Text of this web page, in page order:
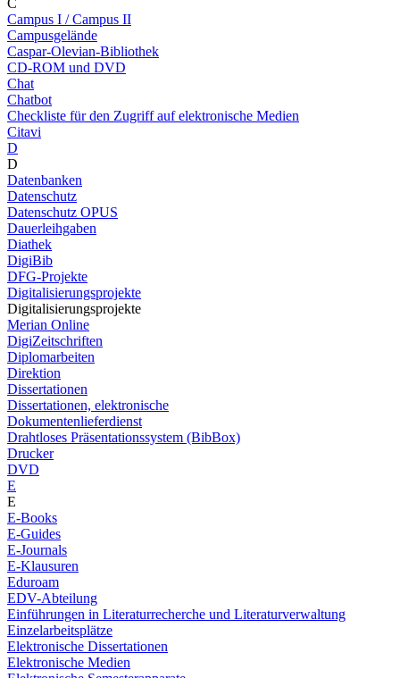
C
Campus I / Campus II
Campusgelände
Caspar-Olevian-Bibliothek
CD-ROM und DVD
Chat
Chatbot
Checkliste für den Zugriff auf elektronische Medien
Citavi
D
D
Datenbanken
Datenschutz
Datenschutz OPUS
Dauerleihgaben
Diathek
DigiBib
DFG-Projekte
Digitalisierungsprojekte
Digitalisierungsprojekte
Merian Online
DigiZeitschriften
Diplomarbeiten
Direktion
Dissertationen
Dissertationen, elektronische
Dokumentenlieferdienst
Drahtloses Präsentationssystem (BibBox)
Drucker
DVD
E
E
E-Books
E-Guides
E-Journals
E-Klausuren
Eduroam
EDV-Abteilung
Einführungen in Literaturrecherche und Literaturverwaltung
Einzelarbeitsplätze
Elektronische Dissertationen
Elektronische Medien